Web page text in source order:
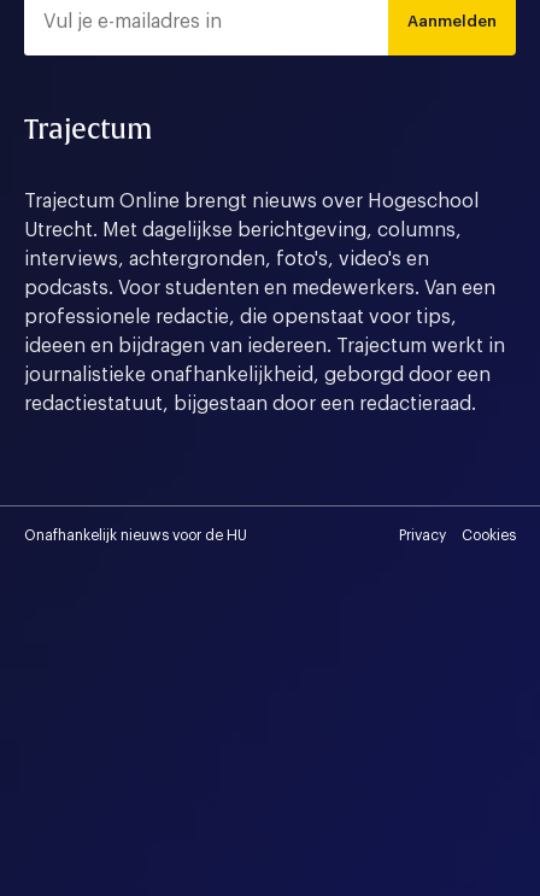
Aanmelden
Trajectum
Trajectum Online brengt nieuws over Hogeschool
Utrecht. Met dagelijkse berichtgeving, columns,
interviews, achtergronden, foto's, video's en
podcasts. Voor studenten en medewerkers. Van een
professionele redactie, die openstaat voor tips,
ideeen en bijdragen van iedereen. Trajectum werkt in
journalistieke onafhankelijkheid, geborgd door een
redactiestatuut, bijgestaan door een redactieraad.
Onafhankelijk nieuws voor de HU Privacy Cookies